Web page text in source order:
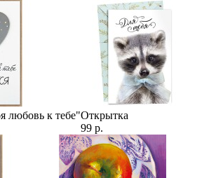
любовь к тебе"Открытка
99 р.